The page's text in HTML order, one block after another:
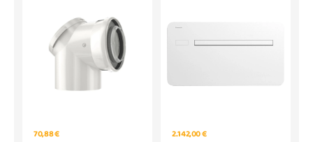
70,88 € 2.142,00 €